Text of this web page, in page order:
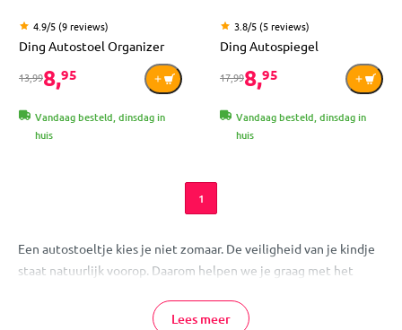
4.9/5 (9 reviews)
Ding Autostoel Organizer
13,998,95
Vandaag besteld, dinsdag in
huis
3.8/5 (5 reviews)
Ding Autospiegel
17,998,95
Vandaag besteld, dinsdag in
huis
1
Een autostoeltje kies je niet zomaar. De veiligheid van je kindje
staat natuurlijk voorop. Daarom helpen we je graag met het
vind je een ruim aanbod van i-Size-autostoeltjes, passend bij de
Lees meer